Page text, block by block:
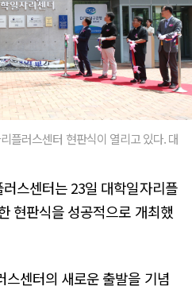
플러스센터 현판식이 열리고 있다. 대
스센터는 23일 대학일자리플
현판식을 성공적으로 개최했
스센터의 새로운 출발을 기념